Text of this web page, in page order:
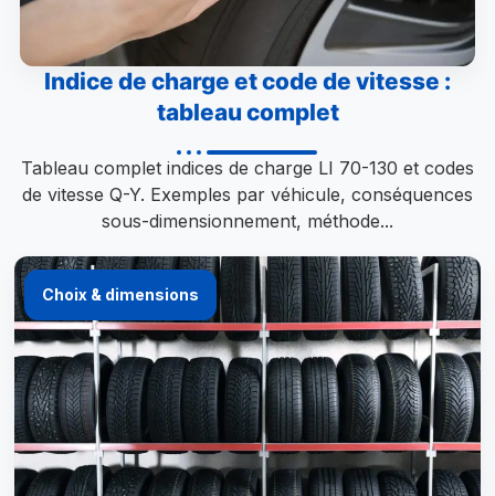
Indice de charge et code de vitesse :
tableau complet
Tableau complet indices de charge LI 70-130 et codes
de vitesse Q-Y. Exemples par véhicule, conséquences
sous-dimensionnement, méthode...
Choix & dimensions